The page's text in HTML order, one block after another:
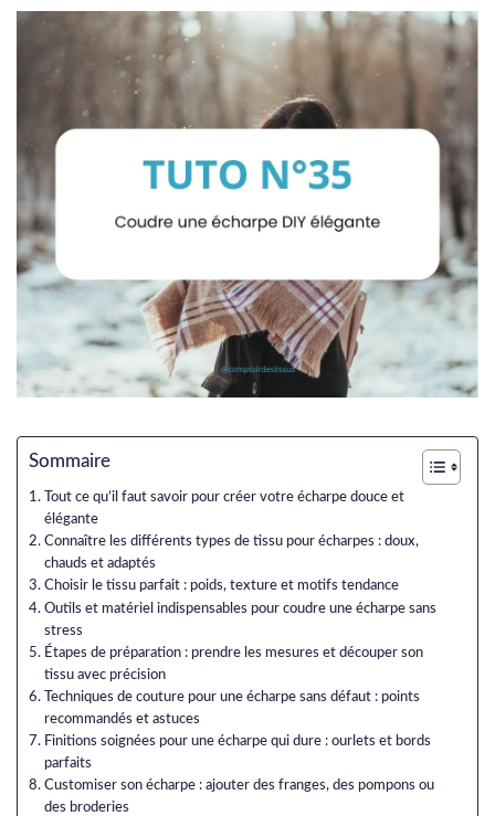
Sommaire
Tout ce qu’il faut savoir pour créer votre écharpe douce et
élégante
Connaître les différents types de tissu pour écharpes : doux,
chauds et adaptés
Choisir le tissu parfait : poids, texture et motifs tendance
Outils et matériel indispensables pour coudre une écharpe sans
stress
Étapes de préparation : prendre les mesures et découper son
tissu avec précision
Techniques de couture pour une écharpe sans défaut : points
recommandés et astuces
Finitions soignées pour une écharpe qui dure : ourlets et bords
parfaits
Customiser son écharpe : ajouter des franges, des pompons ou
des broderies